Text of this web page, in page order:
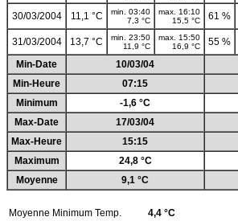
30/03/2004 11,1 °C
min. 03:40
7,3 °C
max. 16:10
15,5 °C
61 %
31/03/2004 13,7 °C
min. 23:50
11,9 °C
max. 15:50
16,9 °C
55 %
Min-Date
10/03/04
Min-Heure
07:15
Minimum
-1,6 °C
Max-Date
17/03/04
Max-Heure
15:15
Maximum
24,8 °C
Moyenne
9,1 °C
Moyenne Minimum Temp.
4,4 °C